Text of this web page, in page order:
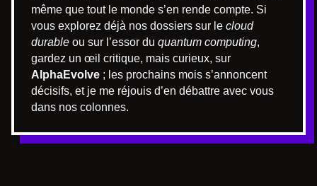
même que tout le monde s’en rende compte. Si
vous explorez déjà nos dossiers sur le cloud
durable ou sur l’essor du quantum computing,
gardez un œil critique, mais curieux, sur
AlphaEvolve ; les prochains mois s’annoncent
décisifs, et je me réjouis d’en débattre avec vous
dans nos colonnes.